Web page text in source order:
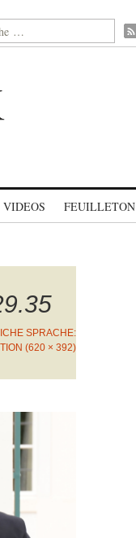
VIDEOS FEUILLETON
SPRACHE:
(620 × 392)